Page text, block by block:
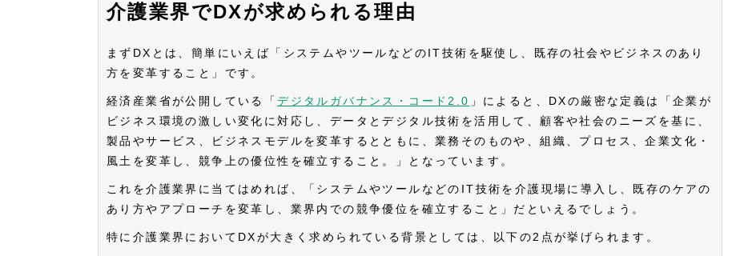
介護業界でDXが求められる理由
まずDXとは、簡単にいえば「システムやツールなどのIT技術を駆使し、既存の社会やビジネスのあり
方を変革すること」です。
経済産業省が公開している「デジタルガバナンス・コード2.0 」によると、DXの厳密な定義は「企業が
ビジネス環境の激しい変化に対応し、データとデジタル技術を活用して、顧客や社会のニーズを基に、
製品やサービス、ビジネスモデルを変革するとともに、業務そのものや、組織、プロセス、企業文化・
風土を変革し、競争上の優位性を確立すること。」となっています。
これを介護業界に当てはめれば、「システムやツールなどのIT技術を介護現場に導入し、既存のケアの
あり方やアプローチを変革し、業界内での競争優位を確立すること」だといえるでしょう。
特に介護業界においてDXが大きく求められている背景としては、以下の2点が挙げられます。